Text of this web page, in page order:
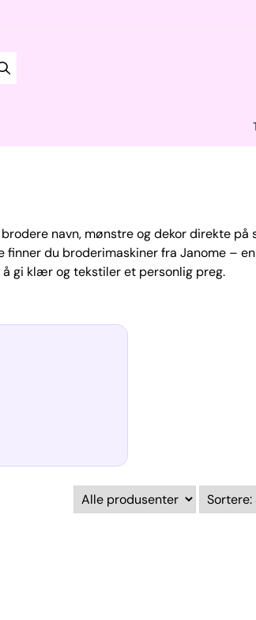
navn, mønstre og dekor direkte på
finner du broderimaskiner fra Janome –
gi klær og tekstiler et personlig preg.